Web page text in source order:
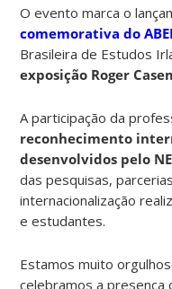
O evento marca o
comemorativa do
Brasileira de Estudos
exposição Roger
A participação da
reconhecimento
desenvolvidos pelo
das pesquisas,
internacionalização
e estudantes.
Estamos muito
celebramos a presença